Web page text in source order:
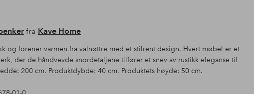
fra Kave Home
og forener varmen fra valnøttre med et stilrent design. Hvert møbel er et
der de håndvevde snordetaljene tilfører et snev av rustikk eleganse til
200 cm. Produktdybde: 40 cm. Produktets høyde: 50 cm.